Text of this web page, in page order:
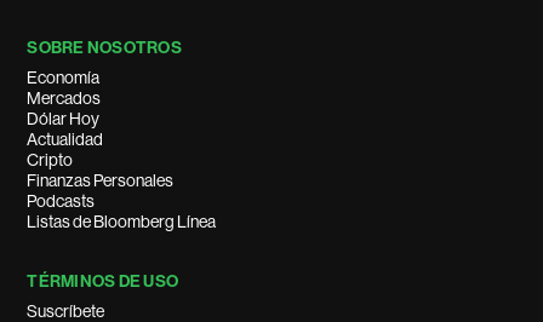
SOBRE NOSOTROS
Economía
Mercados
Dólar Hoy
Actualidad
Cripto
Finanzas Personales
Podcasts
Listas de Bloomberg Línea
TÉRMINOS DE USO
Suscríbete